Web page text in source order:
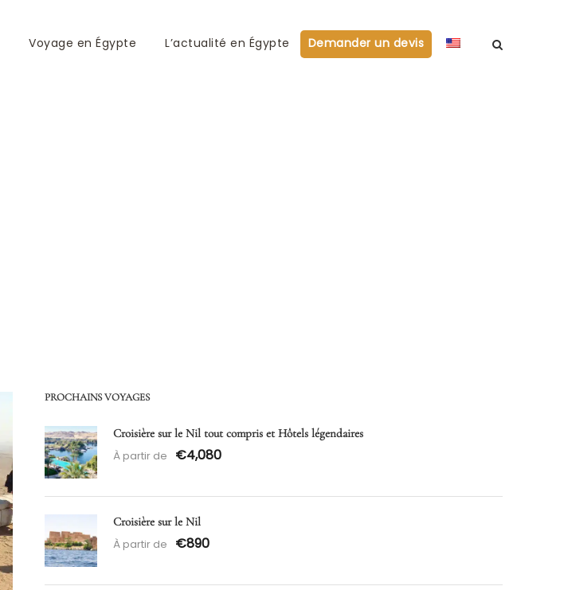
Voyage en Égypte L’actualité en Égypte Demander un devis
PROCHAINS VOYAGES
Croisière sur le Nil tout compris et Hôtels légendaires
À partir de €4,080
Croisière sur le Nil
À partir de €890